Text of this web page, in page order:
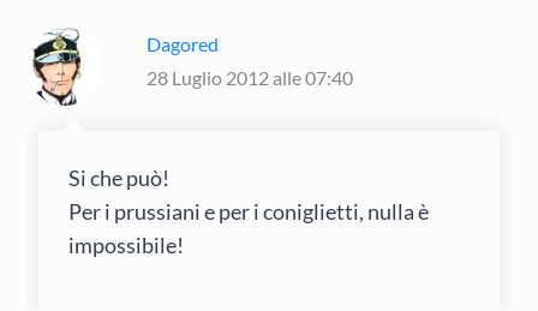
Dagored
28 Luglio 2012 alle 07:40
Si che può!
Per i prussiani e per i coniglietti, nulla è
impossibile!